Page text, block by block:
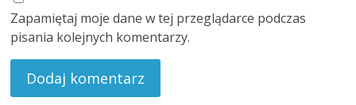
Zapamiętaj moje dane w tej przeglądarce podczas
pisania kolejnych komentarzy.